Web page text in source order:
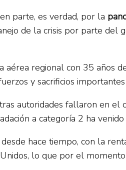
parte, es verdad, por la
de la crisis por parte del
aérea regional con 35 años
y sacrificios
autoridades fallaron en
a categoría 2 ha
hace tiempo, con la
lo que por el